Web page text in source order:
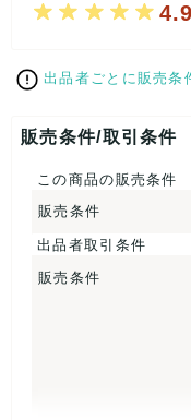
【 商品札 】 4.9
出品者ごとに販売条
販売条件/取引条件
この商品の販売条件
販売条件
出品者取引条件
販売条件